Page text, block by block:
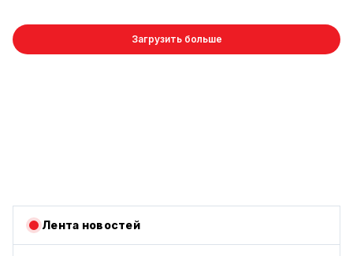
Загрузить больше
Лента новостей